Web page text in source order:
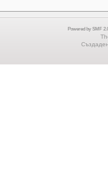
Powered by SMF